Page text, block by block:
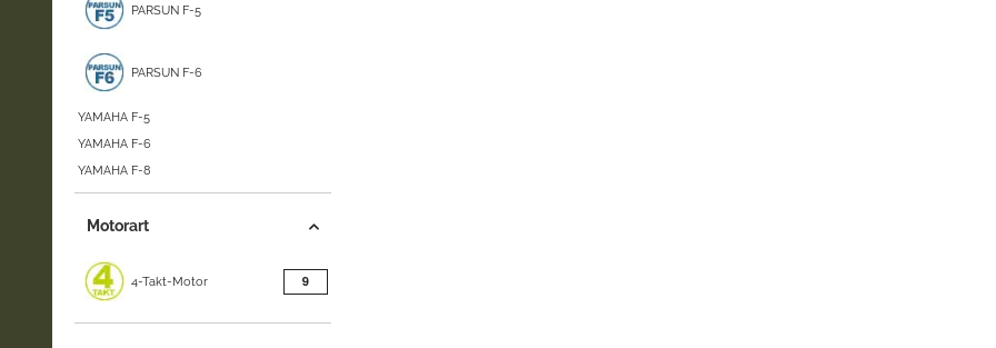
PARSUN F-5
PARSUN F-6
YAMAHA F-5
YAMAHA F-6
YAMAHA F-8
Motorart
4-Takt-Motor 9Artikel gefunden